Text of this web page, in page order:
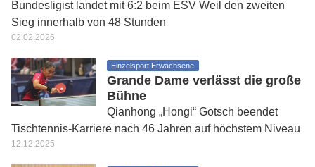
Bundesligist landet mit 6:2 beim ESV Weil den zweiten
Sieg innerhalb von 48 Stunden
02.02.2026
Einzelsport Erwachsene
Grande Dame verlässt die große
Bühne
Qianhong „Hongi“ Gotsch beendet
Tischtennis-Karriere nach 46 Jahren auf höchstem Niveau
12.12.2025